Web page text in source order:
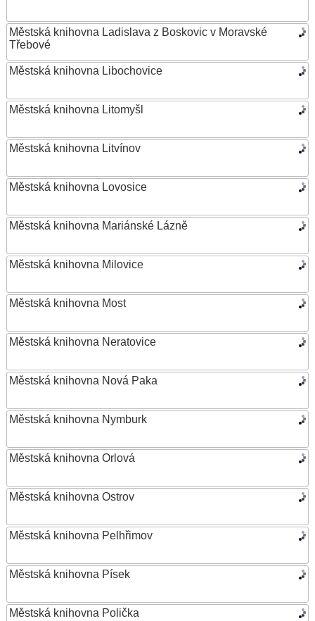
Městská knihovna Ladislava z Boskovic v Moravské
Třebové
Městská knihovna Libochovice
Městská knihovna Litomyšl
Městská knihovna Litvínov
Městská knihovna Lovosice
Městská knihovna Mariánské Lázně
Městská knihovna Milovice
Městská knihovna Most
Městská knihovna Neratovice
Městská knihovna Nová Paka
Městská knihovna Nymburk
Městská knihovna Orlová
Městská knihovna Ostrov
Městská knihovna Pelhřimov
Městská knihovna Písek
Městská knihovna Polička